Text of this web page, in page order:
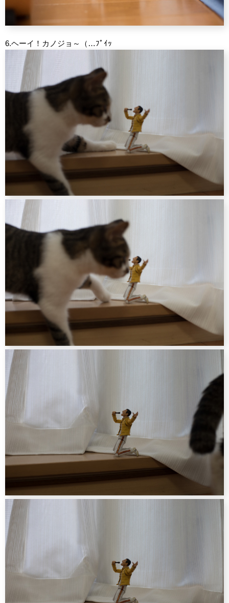
6.ヘーイ！カノジョ～（…ﾌﾟｲｯ